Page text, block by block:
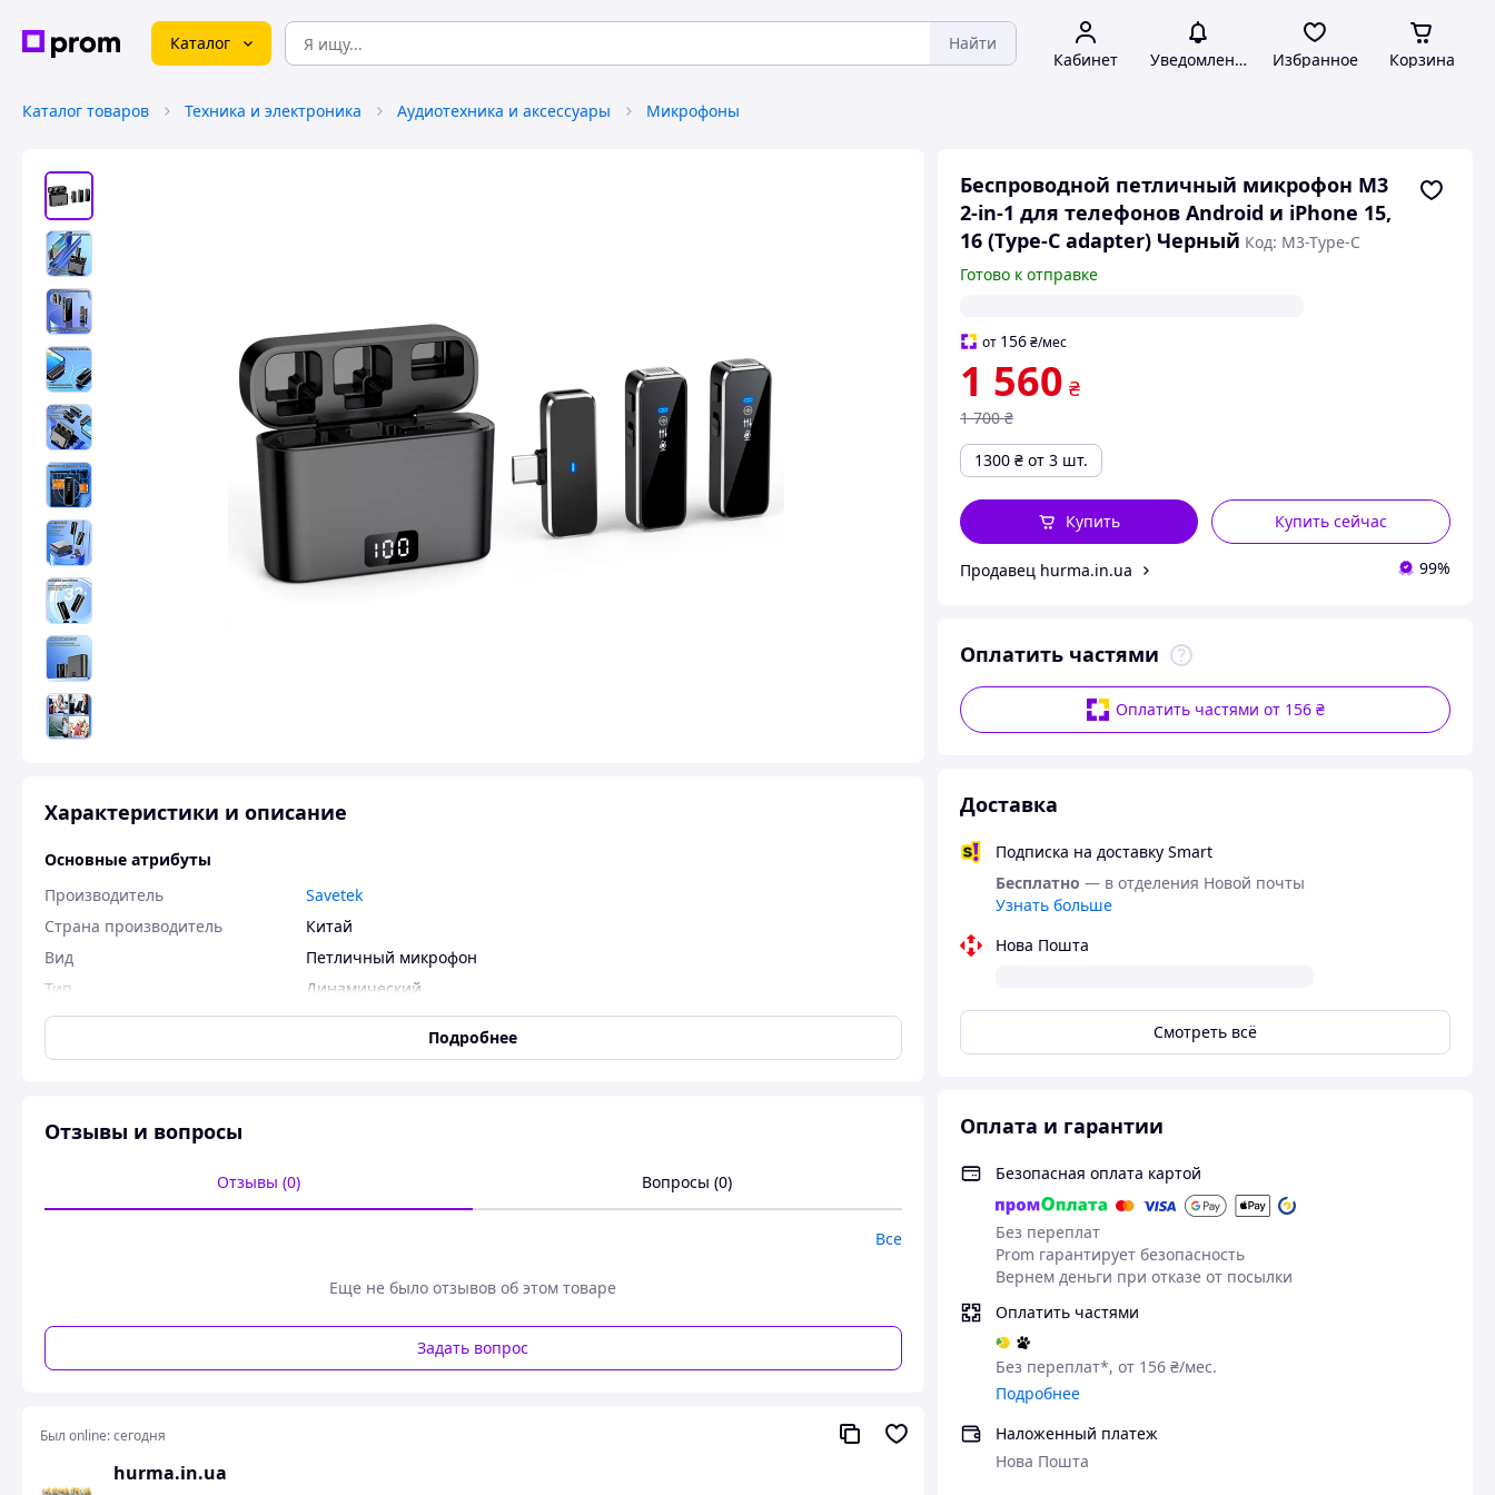
Каталог Найти
Кабинет Уведомления Избранное Корзина
Каталог товаров Техника и электроника Аудиотехника и аксессуары Микрофоны
Беспроводной петличный микрофон M3
2-in-1 для телефонов Android и iPhone 15,
16 (Type-C adapter) Черный Код: M3-Type-C
Готово к отправке
от 156 ₴/мес
1 560 ₴
1 700 ₴
1300 ₴ от 3 шт.
Купить сейчас
Купить
Продавец hurma.in.ua 99%
Оплатить частями
Оплатить частями от 156 ₴
Доставка
Подписка на доставку Smart
Бесплатно — в отделения Новой почты
Узнать больше
Нова Пошта
Смотреть всё
Оплата и гарантии
Безопасная оплата картой
Без переплат
Prom гарантирует безопасность
Вернем деньги при отказе от посылки
Оплатить частями
Без переплат*, от 156 ₴/мес.
Подробнее
Наложенный платеж
Нова Пошта
Характеристики и описание
Основные атрибуты
Производитель
Savetek
Страна производитель
Китай
Вид
Петличный микрофон
Тип
Динамический
Способ установки/крепления
Петличный
Направленность
Всенаправленный
Цвет
Состояние
Новое
-35 дБ
Вес
Подробнее
Отзывы и вопросы
Отзывы (0) Вопросы (0)
Все
Еще не было отзывов об этом товаре
Задать вопрос
Был online:сегодня
hurma.in.ua